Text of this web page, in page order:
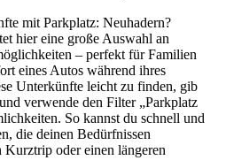
mit Parkplatz: Neuhadern?
hier eine große Auswahl an
– perfekt für Familien
eines Autos während ihres
Unterkünfte leicht zu finden, gib
verwende den Filter „Parkplatz
So kannst du schnell und
die deinen Bedürfnissen
Kurztrip oder einen längeren